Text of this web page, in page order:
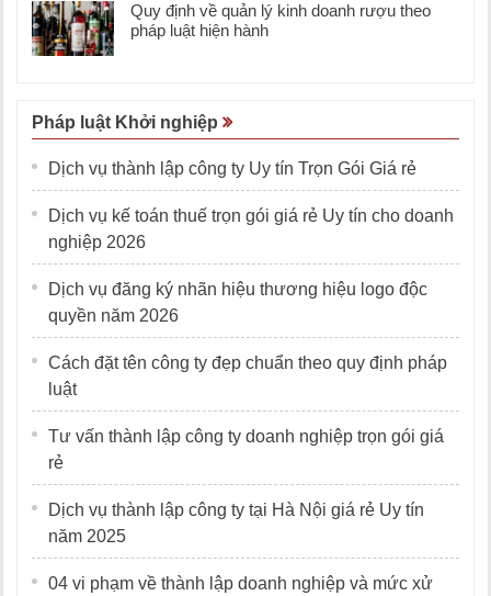
Quy định về quản lý kinh doanh rượu theo
pháp luật hiện hành
Pháp luật Khởi nghiệp
Dịch vụ thành lập công ty Uy tín Trọn Gói Giá rẻ
Dịch vụ kế toán thuế trọn gói giá rẻ Uy tín cho doanh
nghiệp 2026
Dịch vụ đăng ký nhãn hiệu thương hiệu logo độc
quyền năm 2026
Cách đặt tên công ty đẹp chuẩn theo quy định pháp
luật
Tư vấn thành lập công ty doanh nghiệp trọn gói giá
rẻ
Dịch vụ thành lập công ty tại Hà Nội giá rẻ Uy tín
năm 2025
04 vi phạm về thành lập doanh nghiệp và mức xử